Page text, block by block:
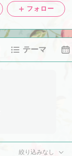
フォロー
テーマ
絞り込みなし